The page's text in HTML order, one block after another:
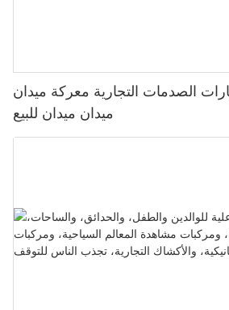
الصدمات التجارية معركة ميدان
ميدان ميدان للبيع